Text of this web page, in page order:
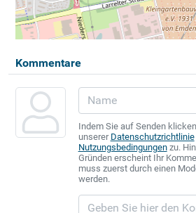
Kommentare
Indem Sie auf Senden
unserer Datenschutzrichtlinie
Nutzungsbedingungenzu.
Gründen erscheint Ihr
muss zuerst durch einen
werden.